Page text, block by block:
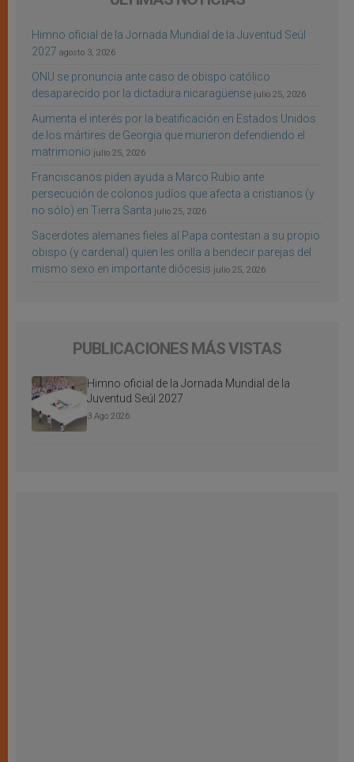
Himno oficial de la Jornada Mundial de la Juventud Seúl
2027 agosto 3, 2026
ONU se pronuncia ante caso de obispo católico
desaparecido por la dictadura nicaragüense julio 25, 2026
Aumenta el interés por la beatificación en Estados Unidos
de los mártires de Georgia que murieron defendiendo el
matrimonio julio 25, 2026
Franciscanos piden ayuda a Marco Rubio ante
persecución de colonos judíos que afecta a cristianos (y
no sólo) en Tierra Santa julio 25, 2026
Sacerdotes alemanes fieles al Papa contestan a su propio
obispo (y cardenal) quien les orilla a bendecir parejas del
mismo sexo en importante diócesis julio 25, 2026
PUBLICACIONES MÁS VISTAS
Himno oficial de la Jornada Mundial de la
Juventud Seúl 2027
3 Ago 2026